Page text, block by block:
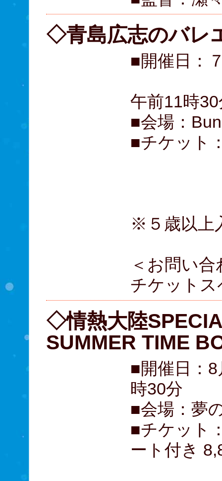
◇青島広志のバレ
■開催日：
午前11時
■会場：
■チケット
※５歳以上
＜お問い合
チケット
◇情熱大陸
SUMMER TIME
■開催日：
時30分
■会場：夢
■チケット
ート付き